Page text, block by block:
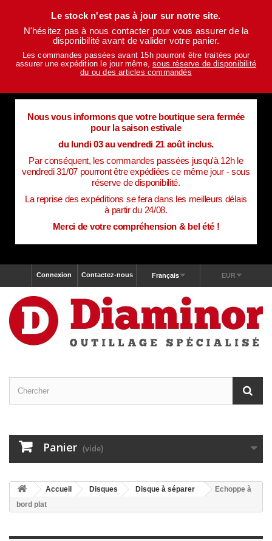
Le stock n'est pas à jour sur notre site.
N'hésitez pas à nous contacter pour vous assurer de la
disponibilité avant de valider votre panier.
Les commandes passées avant 15h pourront être traitées pour
assurer une expédition le jour même,sous réserve de disponibilité
du ou des articles commandés
Nous vous informons que votre boutique sera fermée
pour la saison estivale
du lundi 03 au vendredi 21 août inclus.
Par conséquent, les commandes passées jusqu'à 12h le
vendredi 31/07 pourront être expédiées ce même jour - sous
réserve de disponibilité.
La reprise des expéditions se fera dans les meilleurs délais
à partir du 24/08.
Merci de votre compréhension & bel été !
EUR
Français
Contactez-nous
Connexion
Panier (vide)
Accueil Disques Disque à séparer
Echoppe à
bord plat